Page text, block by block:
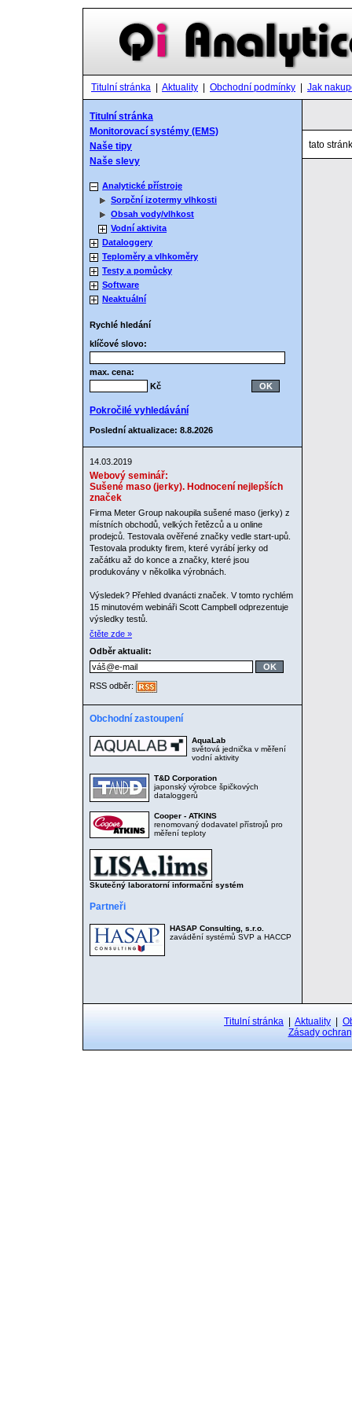
Titulní stránka Aktuality Obchodní podmínky Jak
tato
Titulní stránka
Monitorovací systémy (EMS)
Naše tipy
Naše slevy
Analytické přístroje
Sorpční izotermy vlhkosti
Obsah vody/vlhkost
Vodní aktivita
Dataloggery
Teploměry a vlhkoměry
Testy a pomůcky
Software
Neaktuální
Rychlé hledání
klíčové slovo:
max. cena:
Kč
Pokročilé vyhledávání
Poslední aktualizace: 8.8.2026
14.03.2019
Webový seminář:
Sušené maso (jerky). Hodnocení nejlepších
značek
Firma Meter Group nakoupila sušené maso (jerky) z
místních obchodů, velkých řetězců a u online
prodejců. Testovala ověřené značky vedle start-upů.
Testovala produkty firem, které vyrábí jerky od
začátku až do konce a značky, které jsou
produkovány v několika výrobnách.
Výsledek? Přehled dvanácti značek. V tomto rychlém
15 minutovém webináři Scott Campbell odprezentuje
výsledky testů.
čtěte zde »
Odběr aktualit:
RSS odběr:
Obchodní zastoupení
AquaLab
světová jednička v měření
vodní aktivity
T&D Corporation
japonský výrobce špičkových
dataloggerů
Cooper - ATKINS
renomovaný dodavatel přístrojů pro
měření teploty
Skutečný laboratorní informační systém
Partneři
HASAP Consulting, s.r.o.
zavádění systémů SVP a HACCP
Titulní stránka Aktuality
Zásady